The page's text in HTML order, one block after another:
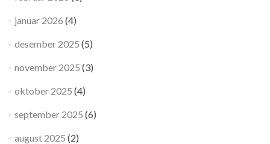
januar 2026 (4)
desember 2025 (5)
november 2025 (3)
oktober 2025 (4)
september 2025 (6)
august 2025 (2)